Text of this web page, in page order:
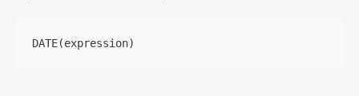
DATE(expression)